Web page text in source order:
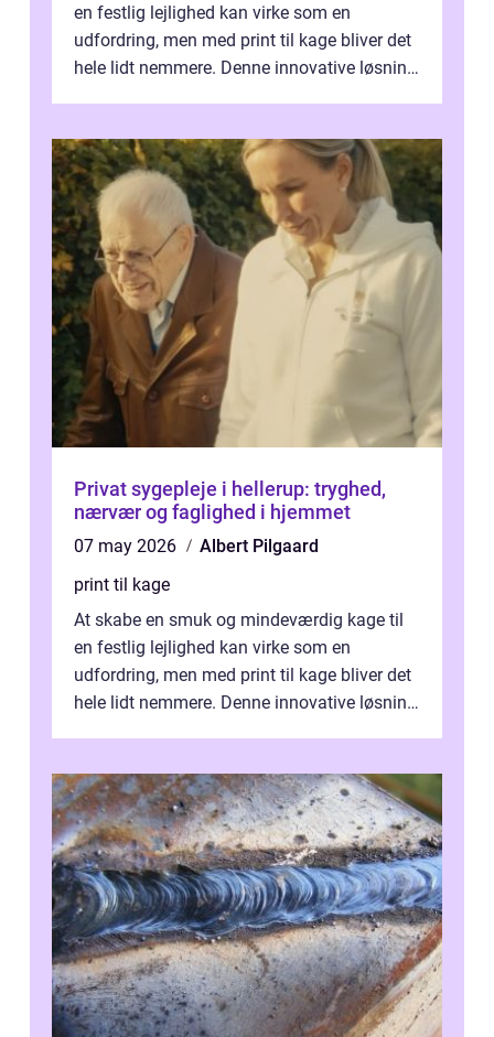
en festlig lejlighed kan virke som en
udfordring, men med print til kage bliver det
hele lidt nemmere. Denne innovative løsning
Privat sygepleje i hellerup: tryghed,
nærvær og faglighed i hjemmet
07 may 2026
Albert Pilgaard
print til kage
At skabe en smuk og mindeværdig kage til
en festlig lejlighed kan virke som en
udfordring, men med print til kage bliver det
hele lidt nemmere. Denne innovative løsning